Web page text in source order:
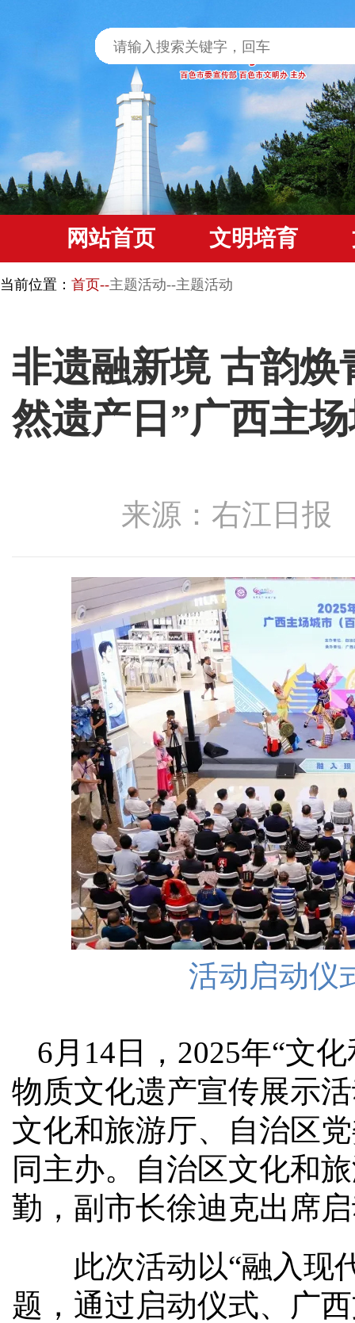
网站首页 文明培育
当前位置： 首页--主题活动--主题活动
非遗融新境 古韵焕
然遗产日”广西主
来源：右江日报
活动启动仪
6月14日，2025年“文
物质文化遗产宣传展示
文化和旅游厅、自治区
同主办。自治区文化和
勤，副市长徐迪克出席
此次活动以“融入现
题，通过启动仪式、广